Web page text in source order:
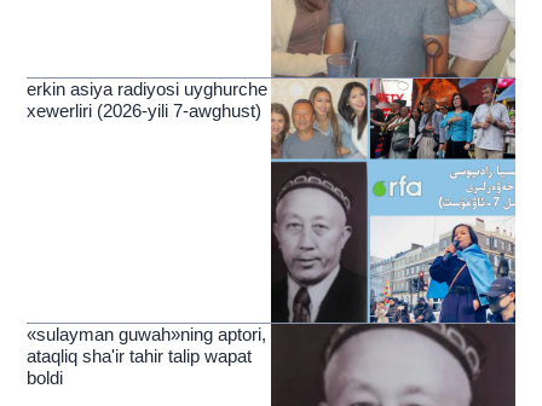
erkin asiya radiyosi uyghurche
xewerliri (2026-yili 7-awghust)
«sulayman guwah»ning aptori,
ataqliq sha'ir tahir talip wapat
boldi